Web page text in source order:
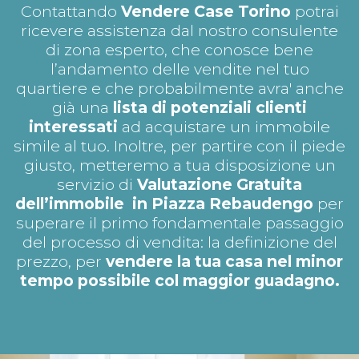
Contattando Vendere Case Torino potrai
ricevere assistenza dal nostro consulente
di zona esperto, che conosce bene
l’andamento delle vendite nel tuo
quartiere e che probabilmente avra' anche
già una lista di potenziali clienti
interessati ad acquistare un immobile
simile al tuo. Inoltre, per partire con il piede
giusto, metteremo a tua disposizione un
servizio di Valutazione Gratuita
dell’immobile in Piazza Rebaudengo per
superare il primo fondamentale passaggio
del processo di vendita: la definizione del
prezzo, per vendere la tua casa nel minor
tempo possibile col maggior guadagno.